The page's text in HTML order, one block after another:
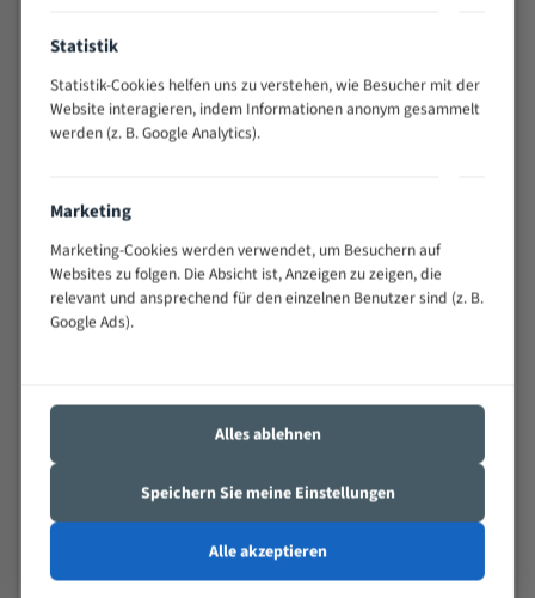
Vielseitiges Bandsägeblatt für verschiedenste
Anwendungen
Widerstandsfähig gegen Zahnbruch auch bei
schwierigen Werkstücken (Materialmischung,
Sehr geringe Vibration
Äußerst verschleißfest
Technische Beschreibung:
Legierte HSS-beschichtete Zahnspitzen
Spezielle Zahngeometrie und Zahnteilung
Materialien:
Nichteisenmetalle
Statistik
Statistik-Cookies helfen uns zu verstehen, wie Besucher mit der
Website interagieren, indem Informationen anonym gesammelt
werden (z. B. Google Analytics).
Marketing
Marketing-Cookies werden verwendet, um Besuchern auf
Websites zu folgen. Die Absicht ist, Anzeigen zu zeigen, die
relevant und ansprechend für den einzelnen Benutzer sind (z. B.
Google Ads).
Alles ablehnen
Speichern Sie meine Einstellungen
Alle akzeptieren